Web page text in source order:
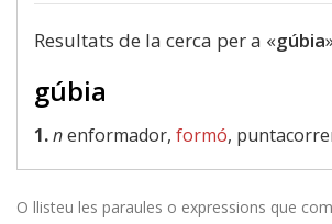
Resultats de la cerca per a «gúbia
gúbia
1.nenformador, formó,
O llisteu les paraules o expressions que